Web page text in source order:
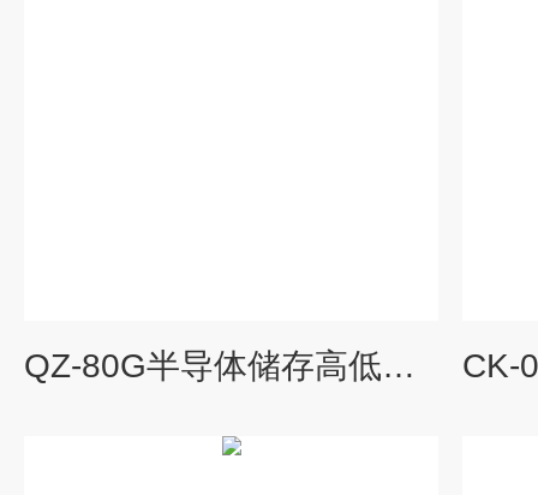
QZ-80G半导体储存高低温测试高温老化箱